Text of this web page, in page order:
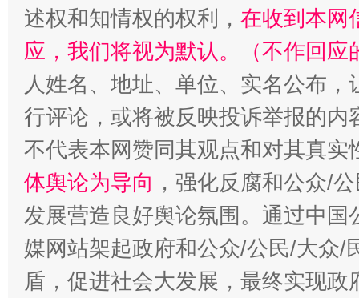
述权和知情权的权利， 在收到本网
应，我们将视为默认。（不作回应
人姓名、地址、单位、实名公布
行评论，或将被反映投诉举报的
不代表本网赞同其观点和对其真实
体舆论为导向 ，强化反腐和公众/
发展营造良好舆论氛围。通过中
媒网站架起政府和公众/公民/大众/
盾，促进社会大发展，最终实现